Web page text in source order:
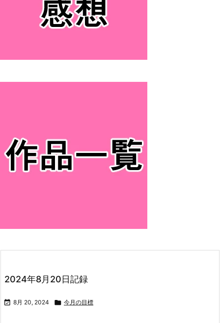
2024年8月20日記録
 8月 20, 2024  今月の目標